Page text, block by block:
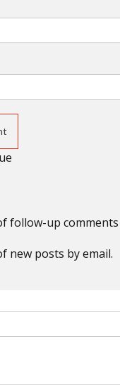
follow-up comments
new posts by email.